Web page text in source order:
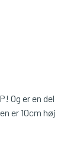
Og er en del
er 10cm høj